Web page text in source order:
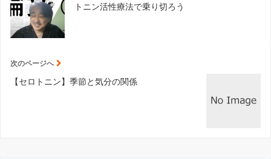
トニン活性療法で乗り切ろう
次のページへ
【セロトニン】季節と気分の関係